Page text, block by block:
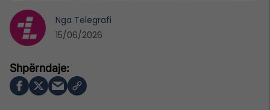
Nga Telegrafi
15/06/2026